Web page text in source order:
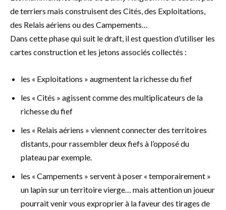
de terriers mais construisent des Cités, des Exploitations,
des Relais aériens ou des Campements…
Dans cette phase qui suit le draft, il est question d’utiliser les
cartes construction et les jetons associés collectés :
les « Exploitations » augmentent la richesse du fief
les « Cités » agissent comme des multiplicateurs de la
richesse du fief
les « Relais aériens » viennent connecter des territoires
distants, pour rassembler deux fiefs à l’opposé du
plateau par exemple.
les « Campements » servent à poser « temporairement »
un lapin sur un territoire vierge… mais attention un joueur
pourrait venir vous exproprier à la faveur des tirages de